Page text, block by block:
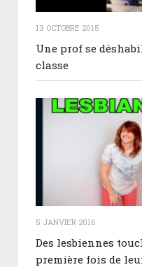
13 OCTOBRE 2015
Une prof se
classe
5 JANVIER 2016
Des lesbiennes
première fois de